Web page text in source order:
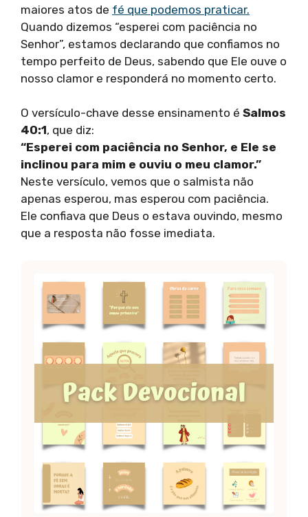
maiores atos de fé que podemos praticar.
Quando dizemos “esperei com paciência no
Senhor”, estamos declarando que confiamos no
tempo perfeito de Deus, sabendo que Ele ouve o
nosso clamor e responderá no momento certo.
O versículo-chave desse ensinamento é Salmos
40:1, que diz:
“Esperei com paciência no Senhor, e Ele se
inclinou para mim e ouviu o meu clamor.”
Neste versículo, vemos que o salmista não
apenas esperou, mas esperou com paciência.
Ele confiava que Deus o estava ouvindo, mesmo
que a resposta não fosse imediata.